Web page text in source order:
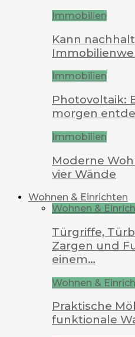
Immobilien
Kann
Immobilien
Photovoltaik:
morgen
Immobilien
Moderne
vier Wände
Wohnen & Einrichten
Wohnen &
Türgriffe,
Zargen und
einem…
Wohnen &
Praktische
funktionale